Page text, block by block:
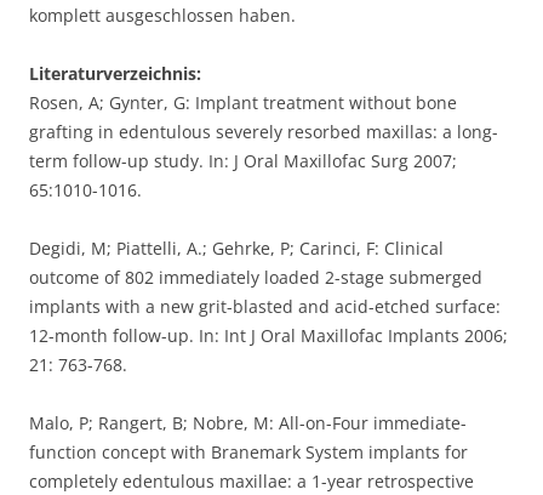
komplett ausgeschlossen haben.
Literaturverzeichnis:
Rosen, A; Gynter, G: Implant treatment without bone
grafting in edentulous severely resorbed maxillas: a long-
term follow-up study. In: J Oral Maxillofac Surg 2007;
65:1010-1016.
Degidi, M; Piattelli, A.; Gehrke, P; Carinci, F: Clinical
outcome of 802 immediately loaded 2-stage submerged
implants with a new grit-blasted and acid-etched surface:
12-month follow-up. In: Int J Oral Maxillofac Implants 2006;
21: 763-768.
Malo, P; Rangert, B; Nobre, M: All-on-Four immediate-
function concept with Branemark System implants for
completely edentulous maxillae: a 1-year retrospective